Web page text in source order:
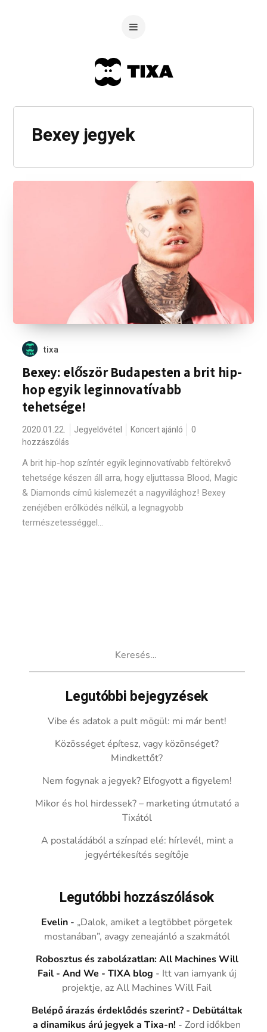
Bexey jegyek
tixa
Bexey: először Budapesten a brit hip-
hop egyik leginnovatívabb
tehetsége!
2020.01.22. Jegyelővétel Koncert ajánló
0
hozzászólás
A brit hip-hop színtér egyik leginnovatívabb feltörekvő
tehetsége készen áll arra, hogy eljuttassa Blood, Magic
& Diamonds című kislemezét a nagyvilághoz! Bexey
zenéjében erőlködés nélkül, a legnagyobb
természetességgel...
Legutóbbi bejegyzések
Vibe és adatok a pult mögül: mi már bent!
Közösséget építesz, vagy közönséget?
Mindkettőt?
Nem fogynak a jegyek? Elfogyott a figyelem!
Mikor és hol hirdessek? – marketing útmutató a
Tixától
A postaládából a színpad elé: hírlevél, mint a
jegyértékesítés segítője
Legutóbbi hozzászólások
Evelin - „Dalok, amiket a legtöbbet pörgetek
mostanában”, avagy zeneajánló a szakmától
Robosztus és zabolázatlan: All Machines Will
Fail - And We - TIXA blog - Itt van iamyank új
projektje, az All Machines Will Fail
Belépő árazás érdeklődés szerint? - Debütáltak
a dinamikus árú jegyek a Tixa-n! -Zord időkben